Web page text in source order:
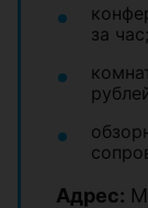
за час;
Адрес: